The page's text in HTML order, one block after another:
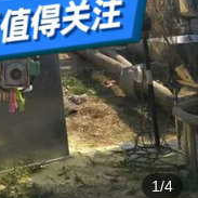
1/4